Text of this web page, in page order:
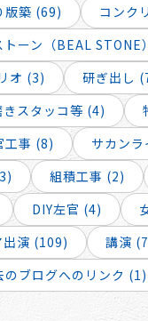
版築 (69)
コンク
トーン（BEAL STONE
オ (3)
研ぎ出し
スタッコ等 (4)
工事 (8)
サカン
組積工事 (2)
DIY左官 (4)
出演 (109)
講演
のブログへのリンク (1)